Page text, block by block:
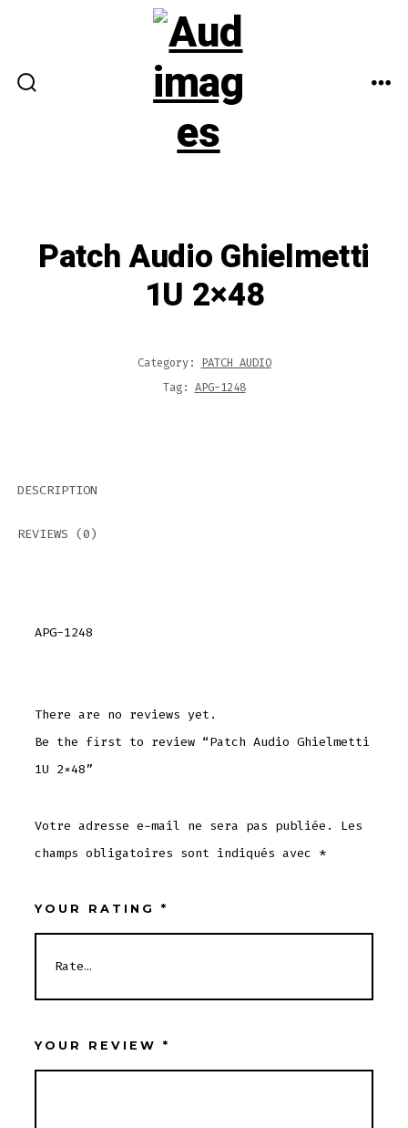
Patch Audio Ghielmetti
1U 2×48
Category: PATCH AUDIO
Tag: APG-1248
DESCRIPTION
REVIEWS (0)
APG-1248
There are no reviews yet.
Be the first to review “Patch Audio Ghielmetti
1U 2×48”
Votre adresse e-mail ne sera pas publiée.
Les
champs obligatoires sont indiqués avec *
YOUR RATING *
YOUR REVIEW *